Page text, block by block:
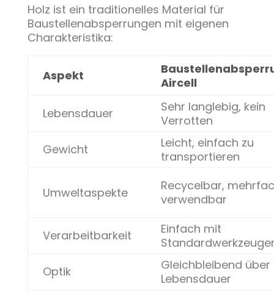
Holz ist ein traditionelles Material für
Baustellenabsperrungen mit eigenen
Charakteristika:
Aspekt
Aircell
Lebensdauer
Sehr langlebig, kein
Verrotten
Gewicht
Leicht, einfach zu
transportieren
Umweltaspekte
Recycelbar,
verwendbar
Verarbeitbarkeit
Einfach mit
Optik
Gleichbleibend über
Lebensdauer